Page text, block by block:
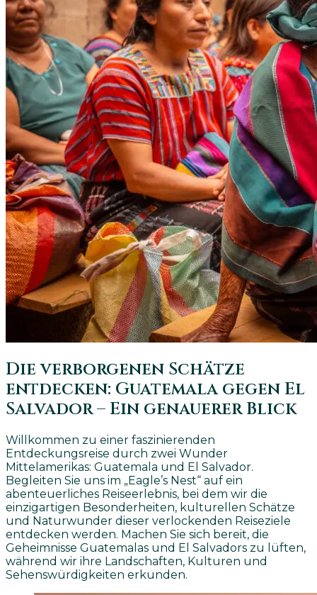
Die verborgenen Schätze
entdecken: Guatemala gegen El
Salvador – Ein genauerer Blick
Willkommen zu einer faszinierenden
Entdeckungsreise durch zwei Wunder
Mittelamerikas: Guatemala und El Salvador.
Begleiten Sie uns im „Eagle’s Nest“ auf ein
abenteuerliches Reiseerlebnis, bei dem wir die
einzigartigen Besonderheiten, kulturellen Schätze
und Naturwunder dieser verlockenden Reiseziele
entdecken werden. Machen Sie sich bereit, die
Geheimnisse Guatemalas und El Salvadors zu lüften,
während wir ihre Landschaften, Kulturen und
Sehenswürdigkeiten erkunden.